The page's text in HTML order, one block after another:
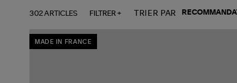
302 ARTICLES FILTRER + TRIER PAR
MADE IN FRANCE